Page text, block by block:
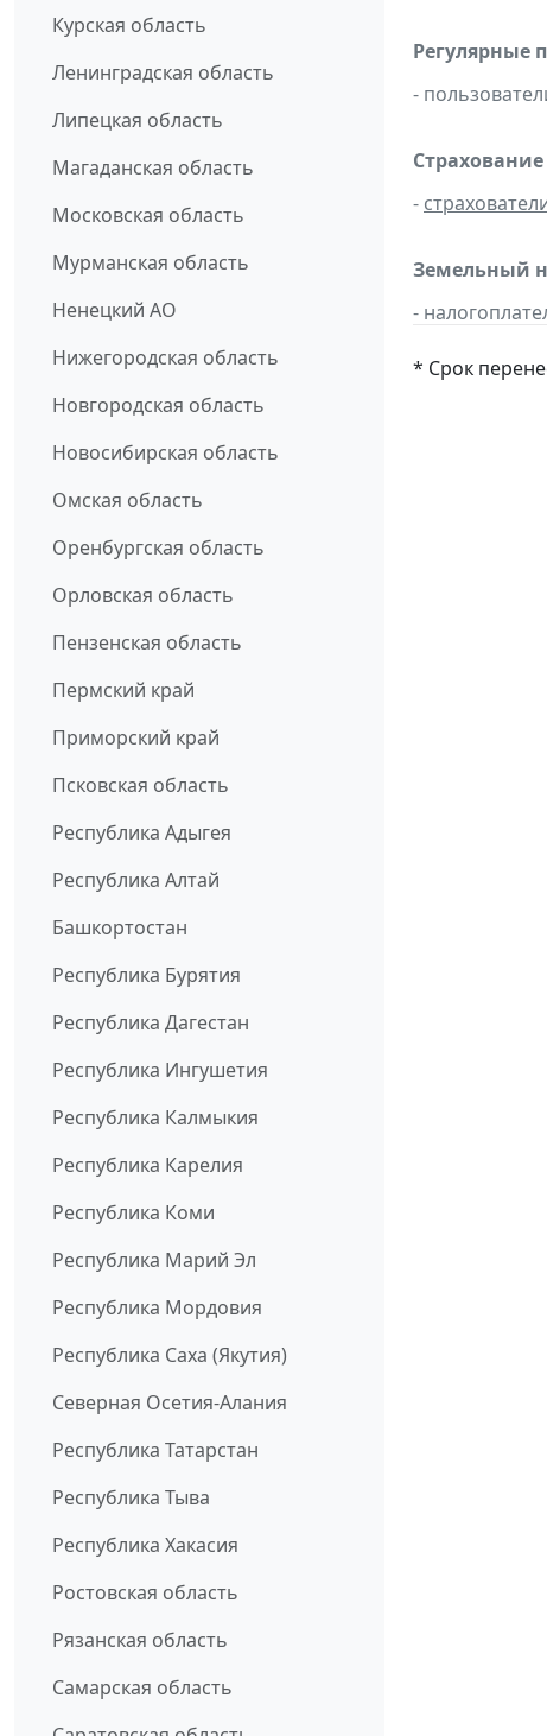
Курская область
Ленинградская область
Липецкая область
Магаданская область
Московская область
Мурманская область
Ненецкий АО
Нижегородская область
Новгородская область
Новосибирская область
Омская область
Оренбургская область
Орловская область
Пензенская область
Пермский край
Приморский край
Псковская область
Республика Адыгея
Республика Алтай
Башкортостан
Республика Бурятия
Республика Дагестан
Республика Ингушетия
Республика Калмыкия
Республика Карелия
Республика Коми
Республика Марий Эл
Республика Мордовия
Республика Саха (Якутия)
Северная Осетия-Алания
Республика Татарстан
Республика Тыва
Республика Хакасия
Ростовская область
Рязанская область
Самарская область
Регулярные
-
-
Земельный
-
* Срок